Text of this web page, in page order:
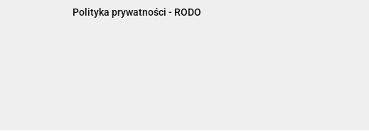
Polityka prywatności - RODO